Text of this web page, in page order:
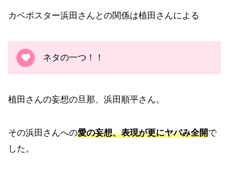
カベポスター浜田さんとの関係は植田さんによる
ネタの一つ！！
植田さんの妄想の旦那、浜田順平さん。
その浜田さんへの愛の妄想、表現が更にヤバみ全開で
した。